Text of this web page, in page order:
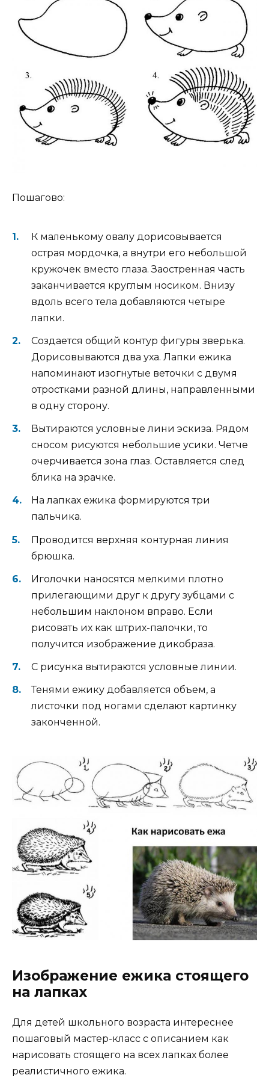
Пошагово:
К маленькому овалу дорисовывается
острая мордочка, а внутри его небольшой
кружочек вместо глаза. Заостренная часть
заканчивается круглым носиком. Внизу
вдоль всего тела добавляются четыре
лапки.
Создается общий контур фигуры зверька.
Дорисовываются два уха. Лапки ежика
напоминают изогнутые веточки с двумя
отростками разной длины, направленными
в одну сторону.
Вытираются условные лини эскиза. Рядом
сносом рисуются небольшие усики. Четче
очерчивается зона глаз. Оставляется след
блика на зрачке.
На лапках ежика формируются три
пальчика.
Проводится верхняя контурная линия
брюшка.
Иголочки наносятся мелкими плотно
прилегающими друг к другу зубцами с
небольшим наклоном вправо. Если
рисовать их как штрих-палочки, то
получится изображение дикобраза.
С рисунка вытираются условные линии.
Тенями ежику добавляется объем, а
листочки под ногами сделают картинку
законченной.
Изображение ежика стоящего
на лапках
Для детей школьного возраста интереснее
пошаговый мастер-класс с описанием как
нарисовать стоящего на всех лапках более
реалистичного ежика.